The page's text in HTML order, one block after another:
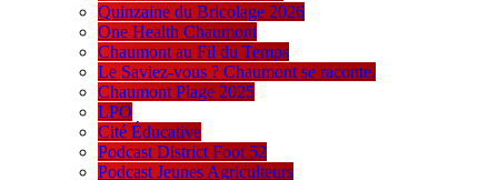
Quinzaine du Bricolage 2026
One Health Chaumont
Chaumont au Fil du Temps
Le Saviez-vous ? Chaumont se raconte.
Chaumont Plage 2025
LPO
Cité Éducative
Podcast District Foot 52
Podcast Jeunes Agriculteurs